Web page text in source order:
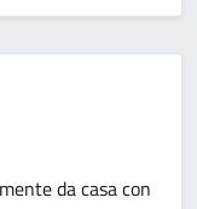
da casa con